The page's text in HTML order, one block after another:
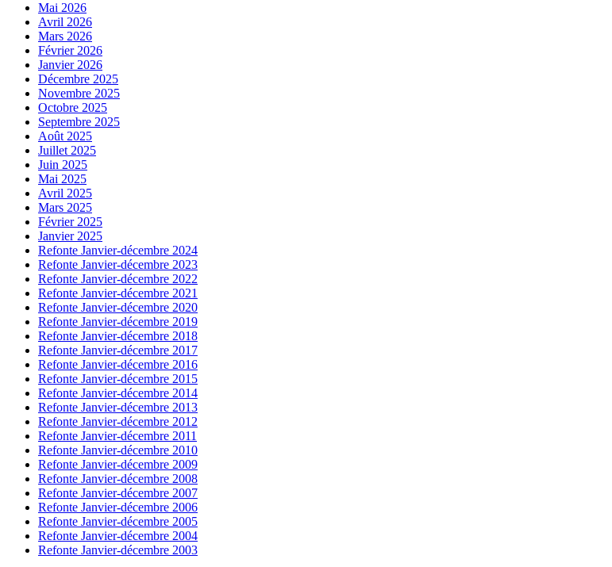
Mai 2026
Avril 2026
Mars 2026
Février 2026
Janvier 2026
Décembre 2025
Novembre 2025
Octobre 2025
Septembre 2025
Août 2025
Juillet 2025
Juin 2025
Mai 2025
Avril 2025
Mars 2025
Février 2025
Janvier 2025
Refonte Janvier-décembre 2024
Refonte Janvier-décembre 2023
Refonte Janvier-décembre 2022
Refonte Janvier-décembre 2021
Refonte Janvier-décembre 2020
Refonte Janvier-décembre 2019
Refonte Janvier-décembre 2018
Refonte Janvier-décembre 2017
Refonte Janvier-décembre 2016
Refonte Janvier-décembre 2015
Refonte Janvier-décembre 2014
Refonte Janvier-décembre 2013
Refonte Janvier-décembre 2012
Refonte Janvier-décembre 2011
Refonte Janvier-décembre 2010
Refonte Janvier-décembre 2009
Refonte Janvier-décembre 2008
Refonte Janvier-décembre 2007
Refonte Janvier-décembre 2006
Refonte Janvier-décembre 2005
Refonte Janvier-décembre 2004
Refonte Janvier-décembre 2003